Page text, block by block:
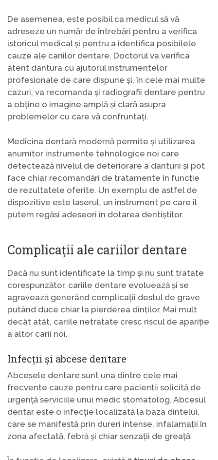
De asemenea, este posibil ca medicul să vă
adreseze un număr de întrebări pentru a verifica
istoricul medical și pentru a identifica posibilele
cauze ale cariilor dentare. Doctorul va verifica
atent dantura cu ajutorul instrumentelor
profesionale de care dispune și, în cele mai multe
cazuri, va recomanda și radiografii dentare pentru
a obține o imagine amplă și clară asupra
problemelor cu care vă confruntați.
Medicina dentară modernă permite și utilizarea
anumitor instrumente tehnologice noi care
detectează nivelul de deteriorare a danturii și pot
face chiar recomandări de tratamente în funcție
de rezultatele oferite. Un exemplu de astfel de
dispozitive este laserul, un instrument pe care îl
putem regăsi adeseori în dotarea dentiștilor.
Complicații ale cariilor dentare
Dacă nu sunt identificate la timp și nu sunt tratate
corespunzător, cariile dentare evoluează și se
agravează generând complicații destul de grave
putând duce chiar la pierderea dinților. Mai mult
decât atât, cariile netratate cresc riscul de apariție
a altor carii noi.
Infecții și abcese dentare
Abcesele dentare sunt una dintre cele mai
frecvente cauze pentru care pacienții solicită de
urgență serviciile unui medic stomatolog. Abcesul
dentar este o infecție localizată la baza dintelui,
care se manifestă prin dureri intense, infalamații în
zona afectată, febră și chiar senzații de greață.